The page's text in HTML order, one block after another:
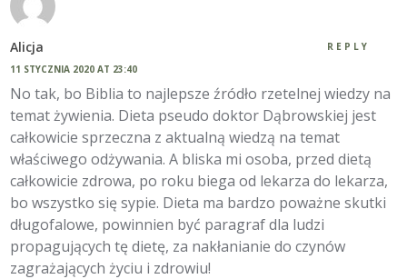
Alicja
11 STYCZNIA 2020 AT 23:40
REPLY
No tak, bo Biblia to najlepsze źródło rzetelnej wiedzy na
temat żywienia. Dieta pseudo doktor Dąbrowskiej jest
całkowicie sprzeczna z aktualną wiedzą na temat
właściwego odżywania. A bliska mi osoba, przed dietą
całkowicie zdrowa, po roku biega od lekarza do lekarza,
bo wszystko się sypie. Dieta ma bardzo poważne skutki
długofalowe, powinnien być paragraf dla ludzi
propagujących tę dietę, za nakłanianie do czynów
zagrażających życiu i zdrowiu!